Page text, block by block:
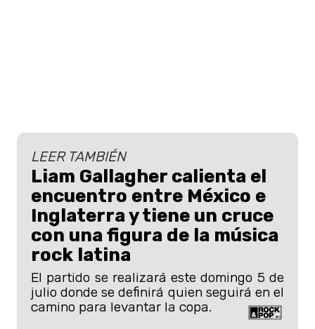
LEER TAMBIÉN
Liam Gallagher calienta el
encuentro entre México e
Inglaterra y tiene un cruce
con una figura de la música
rock latina
El partido se realizará este domingo 5 de
julio donde se definirá quien seguirá en el
camino para levantar la copa.